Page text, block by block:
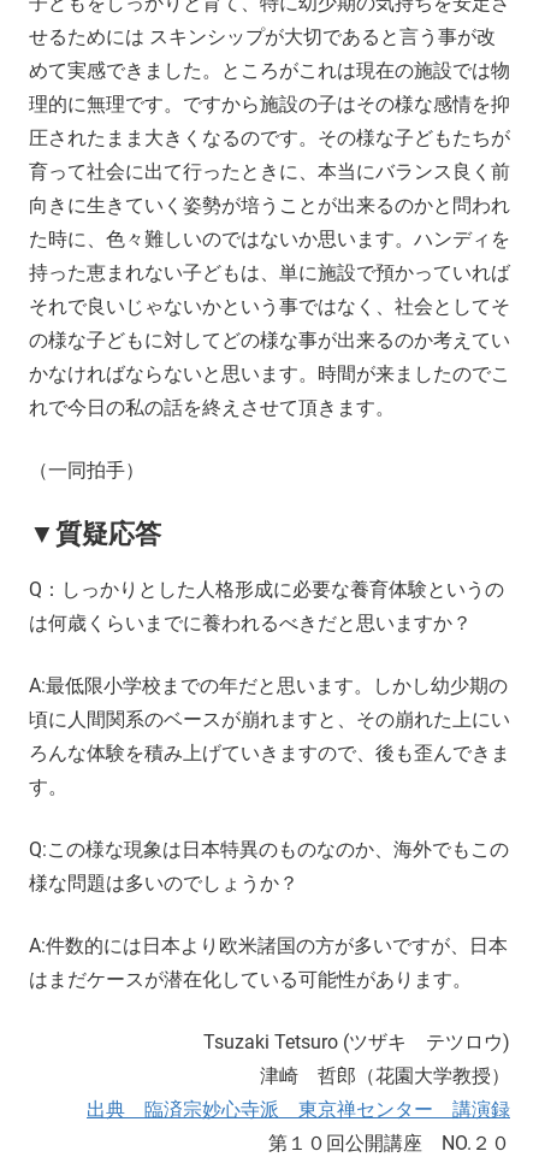
せるためには スキンシップが大切であると言う事が改
めて実感できました。ところがこれは現在の施設では物
理的に無理です。ですから施設の子はその様な感情を抑
圧されたまま大きくなるのです。その様な子どもたちが
育って社会に出て行ったときに、本当にバランス良く前
向きに生きていく姿勢が培うことが出来るのかと問われ
た時に、色々難しいのではないか思います。ハンディを
持った恵まれない子どもは、単に施設で預かっていれば
それで良いじゃないかという事ではなく、社会としてそ
の様な子どもに対してどの様な事が出来るのか考えてい
かなければならないと思います。時間が来ましたのでこ
れで今日の私の話を終えさせて頂きます。
（一同拍手）
▼質疑応答
Q：しっかりとした人格形成に必要な養育体験というの
は何歳くらいまでに養われるべきだと思いますか？
A:最低限小学校までの年だと思います。しかし幼少期の
頃に人間関系のベースが崩れますと、その崩れた上にい
ろんな体験を積み上げていきますので、後も歪んできま
す。
Q:この様な現象は日本特異のものなのか、海外でもこの
様な問題は多いのでしょうか？
A:件数的には日本より欧米諸国の方が多いですが、日本
はまだケースが潜在化している可能性があります。
Tsuzaki Tetsuro (ツザキ テツロウ)
津崎 哲郎（花園大学教授）
出典 臨済宗妙心寺派 東京禅センター 講演録
第１０回公開講座 NO.２０